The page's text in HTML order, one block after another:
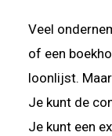
Veel
of een
loonlijst.
Je kunt de
Je kunt een